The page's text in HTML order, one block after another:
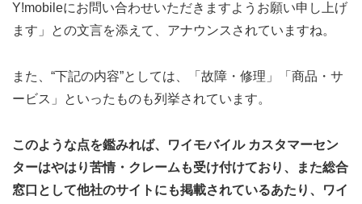
Y!mobileにお問い合わせいただきますようお願い申し上げ
ます」との文言を添えて、アナウンスされていますね。
また、“下記の内容”としては、「故障・修理」「商品・サ
ービス」といったものも列挙されています。
このような点を鑑みれば、ワイモバイル カスタマーセン
ターはやはり苦情・クレームも受け付けており、また総合
窓口として他社のサイトにも掲載されているあたり、ワイ